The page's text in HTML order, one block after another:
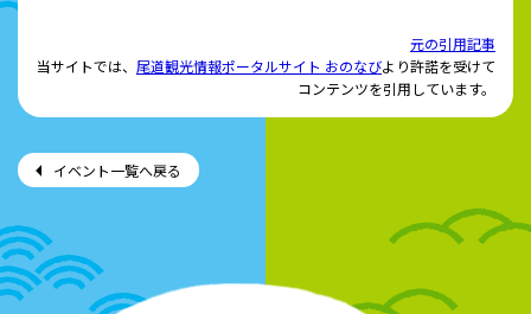
元の引用記事
当サイトでは、 尾道観光情報ポータルサイト おのなびより許諾を受けて
コンテンツを引用しています。
イベント一覧へ戻る